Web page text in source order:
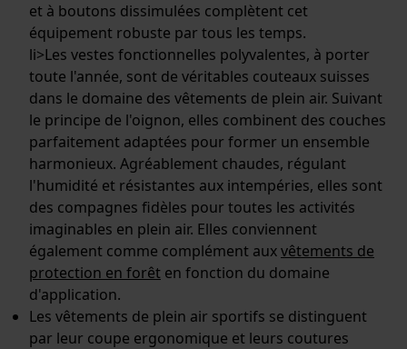
et à boutons dissimulées complètent cet
équipement robuste par tous les temps.
li>Les vestes fonctionnelles polyvalentes, à porter
toute l'année, sont de véritables couteaux suisses
dans le domaine des vêtements de plein air. Suivant
le principe de l'oignon, elles combinent des couches
parfaitement adaptées pour former un ensemble
harmonieux. Agréablement chaudes, régulant
l'humidité et résistantes aux intempéries, elles sont
des compagnes fidèles pour toutes les activités
imaginables en plein air. Elles conviennent
également comme complément auxvêtements de
protection en forêt en fonction du domaine
d'application.
Les vêtements de plein air sportifs se distinguent
par leur coupe ergonomique et leurs coutures
Sauvegarder les préférences
pour traitement des données
Econda Tag Manager
Cookies statistiques
Econda Analytics
Mouseflow Web Analytics Tool